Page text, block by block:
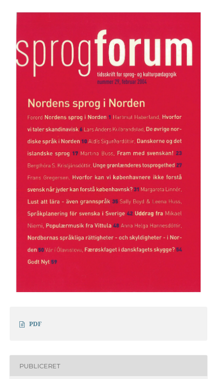
PDF
PUBLICERET